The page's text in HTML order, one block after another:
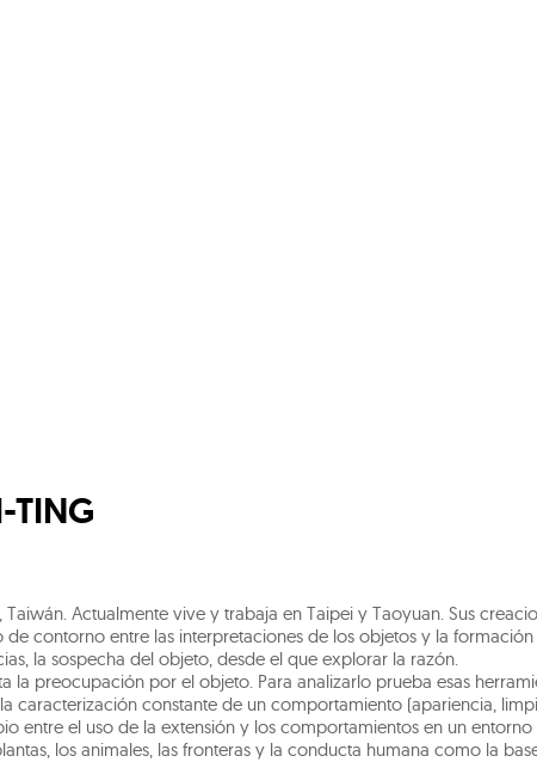
TING
Taiwán. Actualmente vive y trabaja en Taipei y Taoyuan. Sus
contorno entre las interpretaciones de los objetos y la
la sospecha del objeto, desde el que explorar la razón.
la preocupación por el objeto. Para analizarlo prueba esas
caracterización constante de un comportamiento (apariencia,
entre el uso de la extensión y los comportamientos en un
los animales, las fronteras y la conducta humana como la